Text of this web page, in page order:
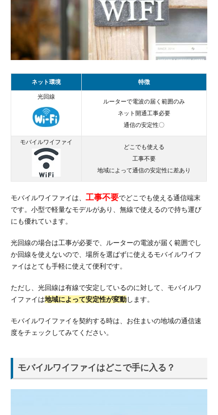
は？
どこ
でも
る
2.2.
携帯
料金
が安
る
2.3.
携帯
のデ
制限
を気
にし
てよ
い
3.
イル
ワイ
イの
デメ
ネット環境 特徴
光回線
ルーターで電波の届く範囲のみ
ネット開通工事必要
通信の安定性〇
モバイルワイファイ
どこでも使える
工事不要
地域によって通信の安定性に差あり
モバイルワイファイは、工事不要でどこでも使える通信端末
です。小型で軽量なモデルがあり、無線で使えるので持ち運び
にも優れています。
光回線の場合は工事が必要で、ルーターの電波が届く範囲でし
か回線を使えないので、場所を選ばずに使えるモバイルワイフ
ァイはとても手軽に使えて便利です。
ただし、光回線は有線で安定しているのに対して、モバイルワ
イファイは地域によって安定性が変動します。
モバイルワイファイを契約する時は、お住まいの地域の通信速
度をチェックしてみてください。
モバイルワイファイはどこで手に入る？